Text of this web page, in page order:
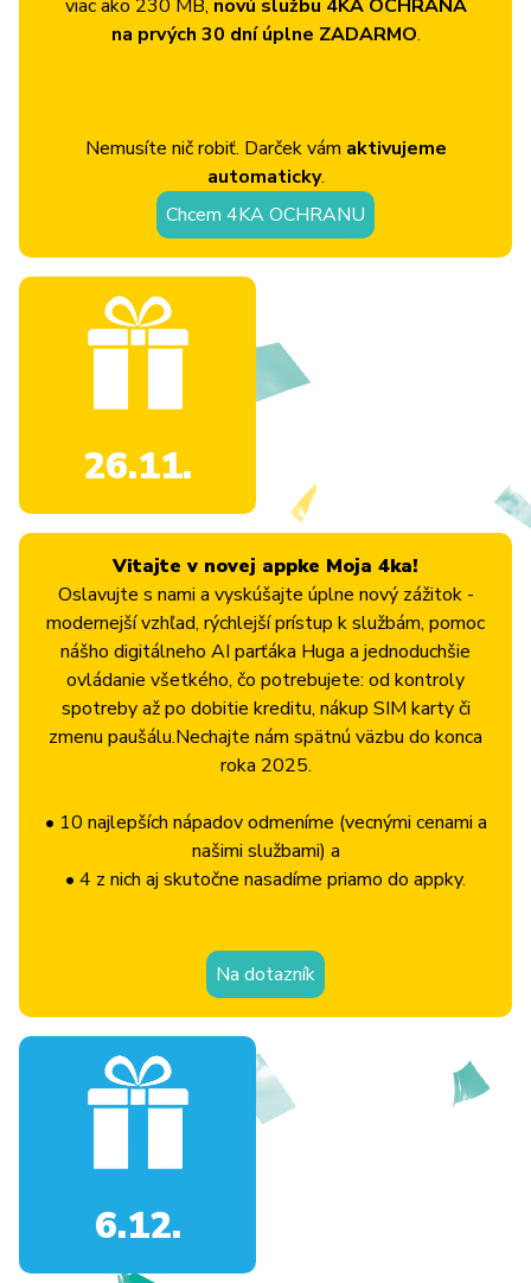
viac ako 230 MB, novú službu 4KA OCHRANA
na prvých 30 dní úplne ZADARMO.
Nemusíte nič robiť. Darček vám aktivujeme
automaticky.
Chcem 4KA OCHRANU
26.11.
Vitajte v novej appke Moja 4ka!
Oslavujte s nami a vyskúšajte úplne nový zážitok -
modernejší vzhľad, rýchlejší prístup k službám, pomoc
nášho digitálneho AI parťáka Huga a jednoduchšie
ovládanie všetkého, čo potrebujete: od kontroly
spotreby až po dobitie kreditu, nákup SIM karty či
zmenu paušálu.Nechajte nám spätnú väzbu do konca
roka 2025.
• 10 najlepších nápadov odmeníme (vecnými cenami a
našimi službami) a
• 4 z nich aj skutočne nasadíme priamo do appky.
Na dotazník
6.12.